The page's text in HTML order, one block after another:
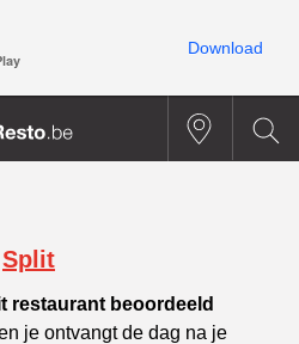
Split
restaurant beoordeeld
je ontvangt de dag na je
Download